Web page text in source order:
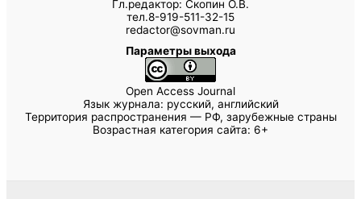
Гл.редактор: Скопин О.В.
тел.8-919-511-32-15
redactor@sovman.ru
Параметры выхода
Open Access Journal
Язык журнала: русский, английский
Территория распространения — РФ, зарубежные страны
Возрастная категория сайта: 6+